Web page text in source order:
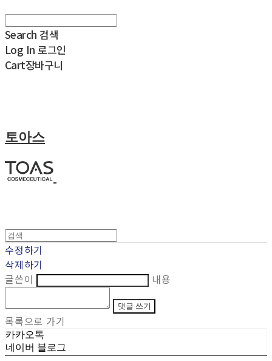
Search 검색
Log In 로그인
Cart장바구니
토아스
수정하기
삭제하기
글쓴이
내용
댓글 쓰기
목록으로 가기
카카오톡
네이버 블로그